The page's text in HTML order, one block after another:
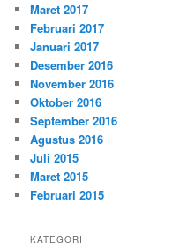
Maret 2017
Februari 2017
Januari 2017
Desember 2016
November 2016
Oktober 2016
September 2016
Agustus 2016
Juli 2015
Maret 2015
Februari 2015
KATEGORI